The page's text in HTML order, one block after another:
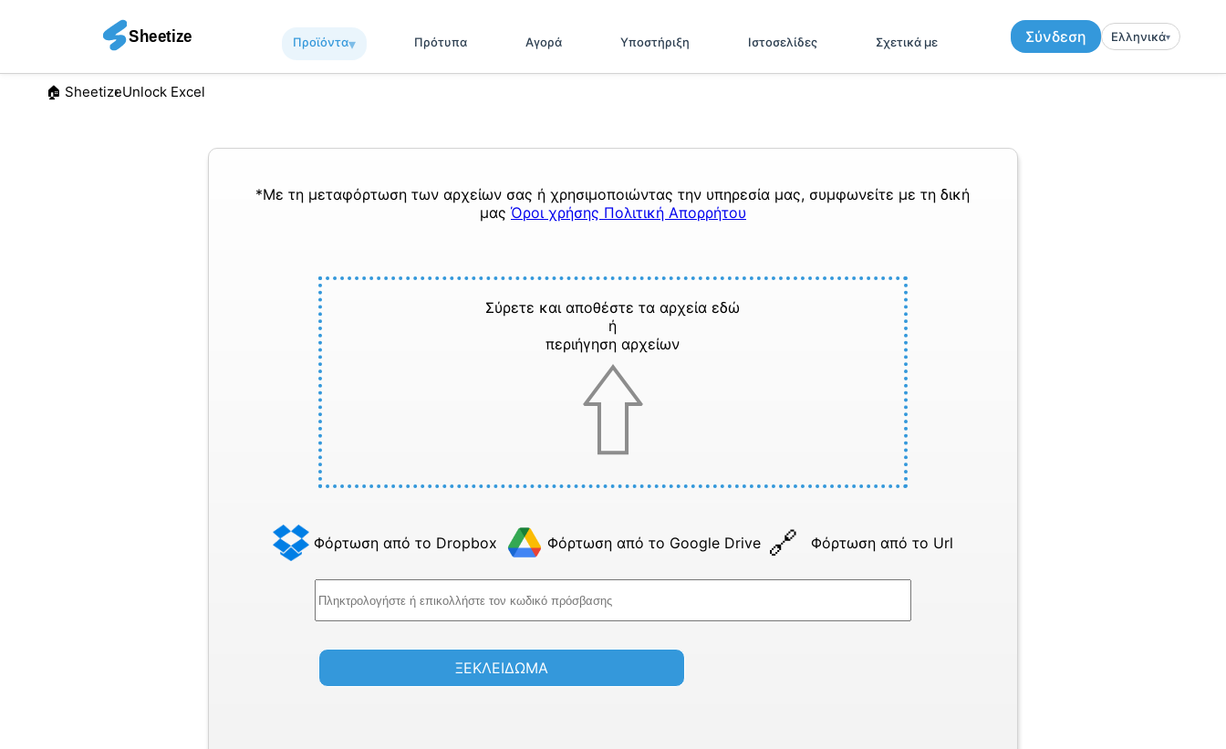
Προϊόντα▾︎ Πρότυπα Αγορά Υποστήριξη Ιστοσελίδες Σχετικά με Σύνδεση Ελληνικά▾︎
🏠︎ SheetizeUnlock Excel
*Με τη μεταφόρτωση των αρχείων σας ή χρησιμοποιώντας την υπηρεσία μας, συμφωνείτε με τη δική
μας Όροι χρήσης Πολιτική Απορρήτου
Σύρετε και αποθέστε τα αρχεία εδώ
ή
περιήγηση αρχείων
Φόρτωση από το Dropbox Φόρτωση από το Google Drive Φόρτωση από το Url
ΞΕΚΛΕΙΔΩΜΑ